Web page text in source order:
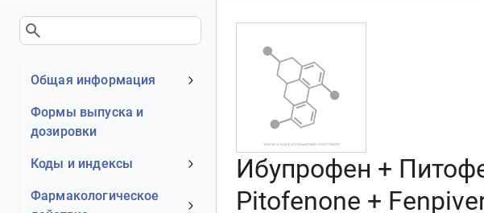
Общая информация
Клинико-фармакологическая
группа
Формы выпуска и
дозировки
Коды и индексы
АТХ код
Фармакологическое
Ибупрофен +
Pitofenone +